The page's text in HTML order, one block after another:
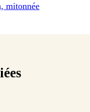
mitonnée